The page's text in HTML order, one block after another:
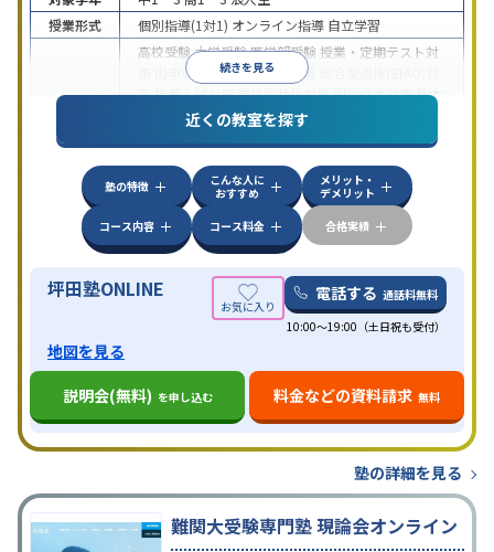
続きを見る
授業形式
個別指導(1対1) オンライン指導 自立学習
高校受験大学受験医学部受験 授業・定期テスト対
内申点対策学習習慣の定着
策推薦入試対策学校別特化対策国公立大対策私大
共通テスト対策英検(英語検定)対策
その
特徴
中高一貫校生に対応授業の振替可能 不登校生に対
学習にPC・タブレットを利用オンライン対応
科目から受講可能季節講習のみの受講可発達障害
の子どもに対応
近くの教室を探す
塾の特徴
こんな人に
おすすめ
メリット・
デメリット
コース内容
コース料金 合格実績
坪田塾ONLINE 電話する 通話料無料
10:00～19:00（土日祝も受付）
地図を見る
説明会(無料) を申し込む 料金などの資料請求 無料
塾の詳細を見る
難関大受験専門塾 現論会オンライン